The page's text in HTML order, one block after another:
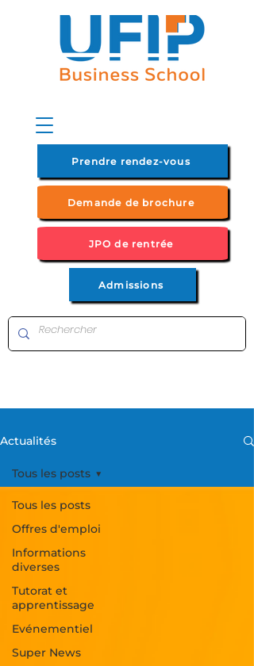
Prendre rendez-vous
Demande de brochure
JPO de rentrée
Admissions
Actualités
Tous les posts
Offres d'emploi
Informations
diverses
Tutorat et
apprentissage
Evénementiel
Super News
Tous les posts